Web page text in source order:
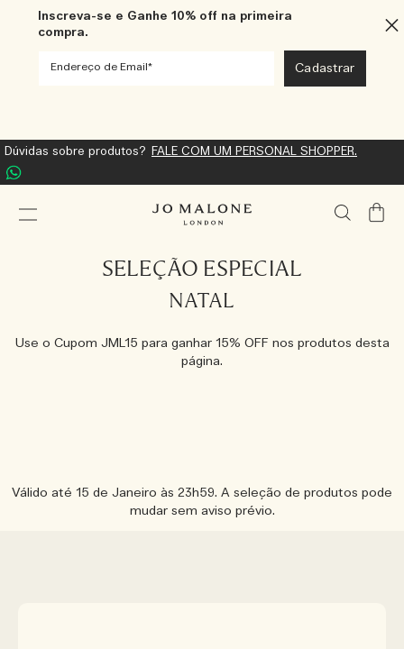
Inscreva-se e Ganhe 10% off na primeira
compra.
Frete Grátis acima de R$1.000
Meu
SELEÇÃO ESPECIAL
NATAL
Use o Cupom JML15 para ganhar 15% OFF nos produtos desta
página.
Válido até 15 de Janeiro às 23h59. A seleção de produtos pode
mudar sem aviso prévio.